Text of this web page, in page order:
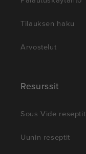
Tilauksen haku
Arvostelut
Resurssit
Sous Vide reseptit
Uunin reseptit